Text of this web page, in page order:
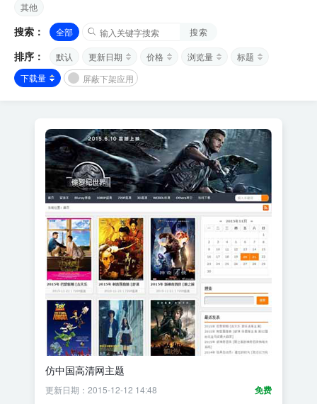
其他
搜索： 全部 搜索
排序： 默认 更新日期 价格 浏览量
标题
下载量
屏蔽下架应用
仿中国高清网主题
免费
更新日期：2015-12-12 14:48